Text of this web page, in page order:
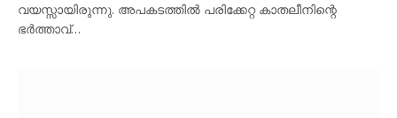
വയസ്സായിരുന്നു. അപകടത്തിൽ പരിക്കേറ്റ കാതലീനിന്റെ
ഭർത്താവ്…